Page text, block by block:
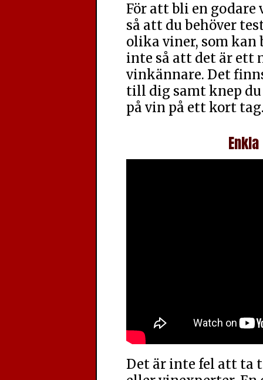
För att bli en godare
så att du behöver
olika viner, som
inte så att det är ett
vinkännare. Det
till dig samt knep
på vin på ett kort
Det är inte fel att ta